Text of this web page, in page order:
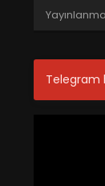
Telegram